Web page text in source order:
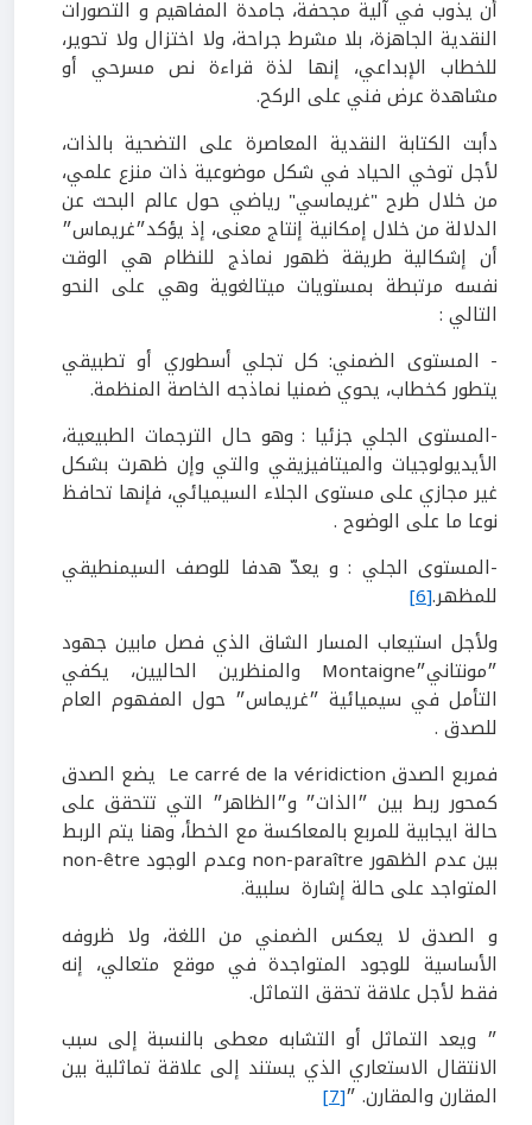
أن يذوب في آلية مجحفة، جامدة المفاهيم و التصورات
النقدية الجاهزة، بلا مشرط جراحة، ولا اختزال ولا تحوير،
للخطاب الإبداعي، إنها لذة قراءة نص مسرحي أو
مشاهدة عرض فني على الركح.
دأبت الكتابة النقدية المعاصرة على التضحية بالذات،
لأجل توخي الحياد في شكل موضوعية ذات منزع علمي،
من خلال طرح "غريماسي" رياضي حول عالم البحث عن
الدلالة من خلال إمكانية إنتاج معنى، إذ يؤكد״غريماس״
أن إشكالية طريقة ظهور نماذج للنظام هي الوقت
نفسه مرتبطة بمستويات ميتالغوية وهي على النحو
التالي :
- المستوى الضمني: كل تجلي أسطوري أو تطبيقي
يتطور كخطاب، يحوي ضمنيا نماذجه الخاصة المنظمة.
-المستوى الجلي جزئيا : وهو حال الترجمات الطبيعية،
الأيديولوجيات والميتافيزيقي والتي وإن ظهرت بشكل
غير مجازي على مستوى الجلاء السيميائي، فإنها تحافظ
نوعا ما على الوضوح .
-المستوى الجلي : و يعدّ هدفا للوصف السيمنطيقي
للمظهر.[6]
ولأجل استيعاب المسار الشاق الذي فصل مابين جهود
״مونتاني״Montaigne والمنظرين الحاليين، يكفي
التأمل في سيميائية ״غريماس״ حول المفهوم العام
للصدق .
فمربع الصدق Le carré de la véridiction يضع الصدق
كمحور ربط بين ״الذات״ و״الظاهر״ التي تتحقق على
حالة ايجابية للمربع بالمعاكسة مع الخطأ، وهنا يتم الربط
بين عدم الظهور non-paraître وعدم الوجود non-être
المتواجد على حالة إشارة سلبية.
و الصدق لا يعكس الضمني من اللغة، ولا ظروفه
الأساسية للوجود المتواجدة في موقع متعالي، إنه
فقط لأجل علاقة تحقق التماثل.
״ ويعد التماثل أو التشابه معطى بالنسبة إلى سبب
الانتقال الاستعاري الذي يستند إلى علاقة تماثلية بين
المقارن والمقارن. ״[7]